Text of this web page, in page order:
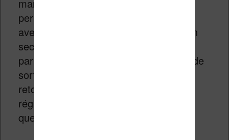
marques pages et une option étrange
permet faire défiler le texte sur l’écran
avec un réglage de rafraichissement en
secondes. Mais son usage est assez
particulier puisqu’il semble nécessaire de
sortir de la lecture de l’ebook puis d’y
retourner pour l’activer (après son
réglage). C’est amusant, mais je doute
que cela soit réellement utile.